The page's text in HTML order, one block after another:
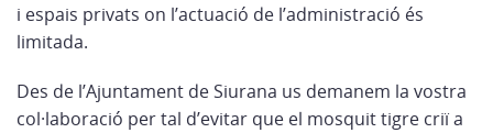
i espais privats on l’actuació de l’administració és
limitada.
Des de l’Ajuntament de Siurana us demanem la vostra
col·laboració per tal d’evitar que el mosquit tigre criï a